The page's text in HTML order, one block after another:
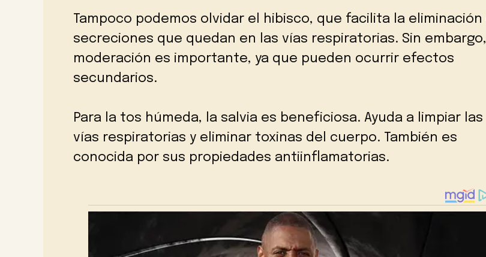
Tampoco podemos olvidar el hibisco, que facilita la eliminación
secreciones que quedan en las vías respiratorias. Sin
moderación es importante, ya que pueden ocurrir efectos
secundarios.
Para la tos húmeda, la salvia es beneficiosa. Ayuda a limpiar las
vías respiratorias y eliminar toxinas del cuerpo. También es
conocida por sus propiedades antiinflamatorias.